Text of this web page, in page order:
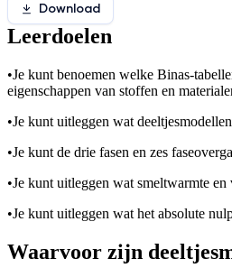
Download
Leerdoelen
•Je kunt benoemen welke Binas-
eigenschappen van stoffen en
•Je kunt uitleggen wat
•Je kunt de drie fasen en zes
•Je kunt uitleggen wat smeltwarmte en
•Je kunt uitleggen wat het absolute
Waarvoor zijn